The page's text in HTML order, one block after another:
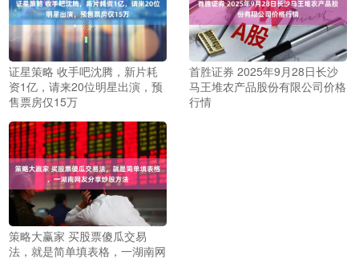
证星策略 收手吧沈腾，新片耗
资1亿，请来20位明星出演，预
售票房仅15万
首胜证券 2025年9月28日长沙
马王堆农产品股份有限公司价格
行情
策略大赢家 买股票傻瓜交易
法，就是简单填表格，一湖南网